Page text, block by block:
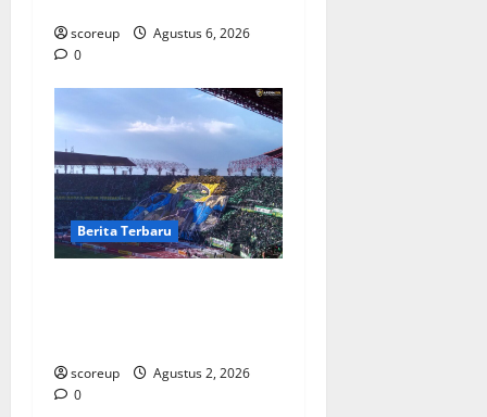
scoreup
Agustus 6, 2026
0
Berita Terbaru
scoreup
Agustus 2, 2026
0